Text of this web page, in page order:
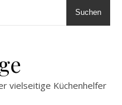
Suchen
vielseitige Küchenhelfer